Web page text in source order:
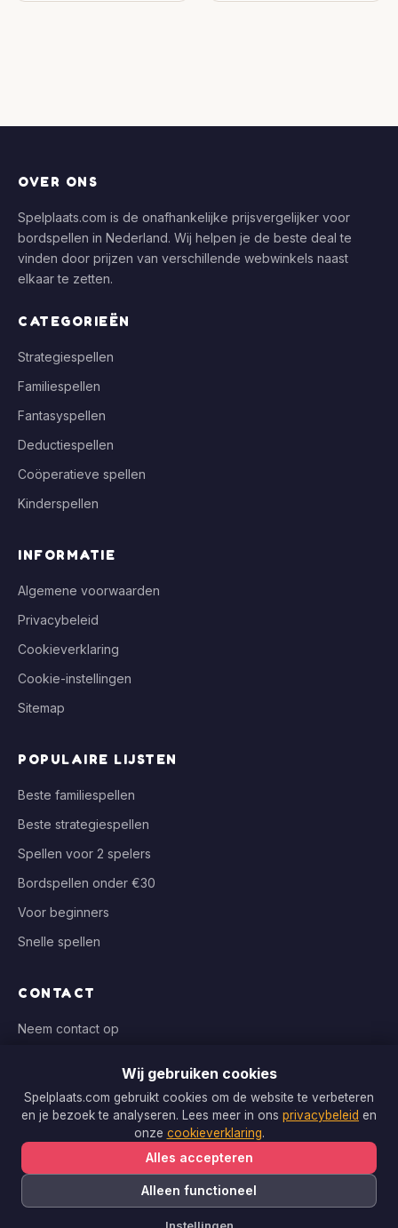
OVER ONS
Spelplaats.com is de onafhankelijke prijsvergelijker voor
bordspellen in Nederland. Wij helpen je de beste deal te
vinden door prijzen van verschillende webwinkels naast
elkaar te zetten.
CATEGORIEËN
Strategiespellen
Familiespellen
Fantasyspellen
Deductiespellen
Coöperatieve spellen
Kinderspellen
INFORMATIE
Algemene voorwaarden
Privacybeleid
Cookieverklaring
Cookie-instellingen
Sitemap
POPULAIRE LIJSTEN
Beste familiespellen
Beste strategiespellen
Spellen voor 2 spelers
Bordspellen onder €30
Voor beginners
Snelle spellen
CONTACT
Neem contact op
WIJ VERGELIJKEN BIJ
Bol.com, Spellenrijk, Boardgameshop.nl
Copyright © 2026 Spelplaats.com. Alle rechten voorbehouden.
Wij gebruiken cookies
Spelplaats.com gebruikt cookies om de website te verbeteren
en je bezoek te analyseren. Lees meer in ons privacybeleid en
onze cookieverklaring.
Alles accepteren
Alleen functioneel